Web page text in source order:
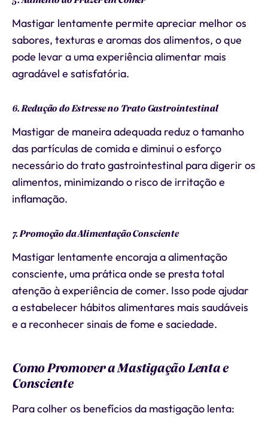
Mastigar lentamente permite apreciar melhor os
sabores, texturas e aromas dos alimentos, o que
pode levar a uma experiência alimentar mais
agradável e satisfatória.
6. Redução do Estresse no Trato Gastrointestinal
Mastigar de maneira adequada reduz o tamanho
das partículas de comida e diminui o esforço
necessário do trato gastrointestinal para digerir os
alimentos, minimizando o risco de irritação e
inflamação.
7. Promoção da Alimentação Consciente
Mastigar lentamente encoraja a alimentação
consciente, uma prática onde se presta total
atenção à experiência de comer. Isso pode ajudar
a estabelecer hábitos alimentares mais saudáveis
e a reconhecer sinais de fome e saciedade.
Como Promover a Mastigação Lenta e
Consciente
Para colher os benefícios da mastigação lenta: